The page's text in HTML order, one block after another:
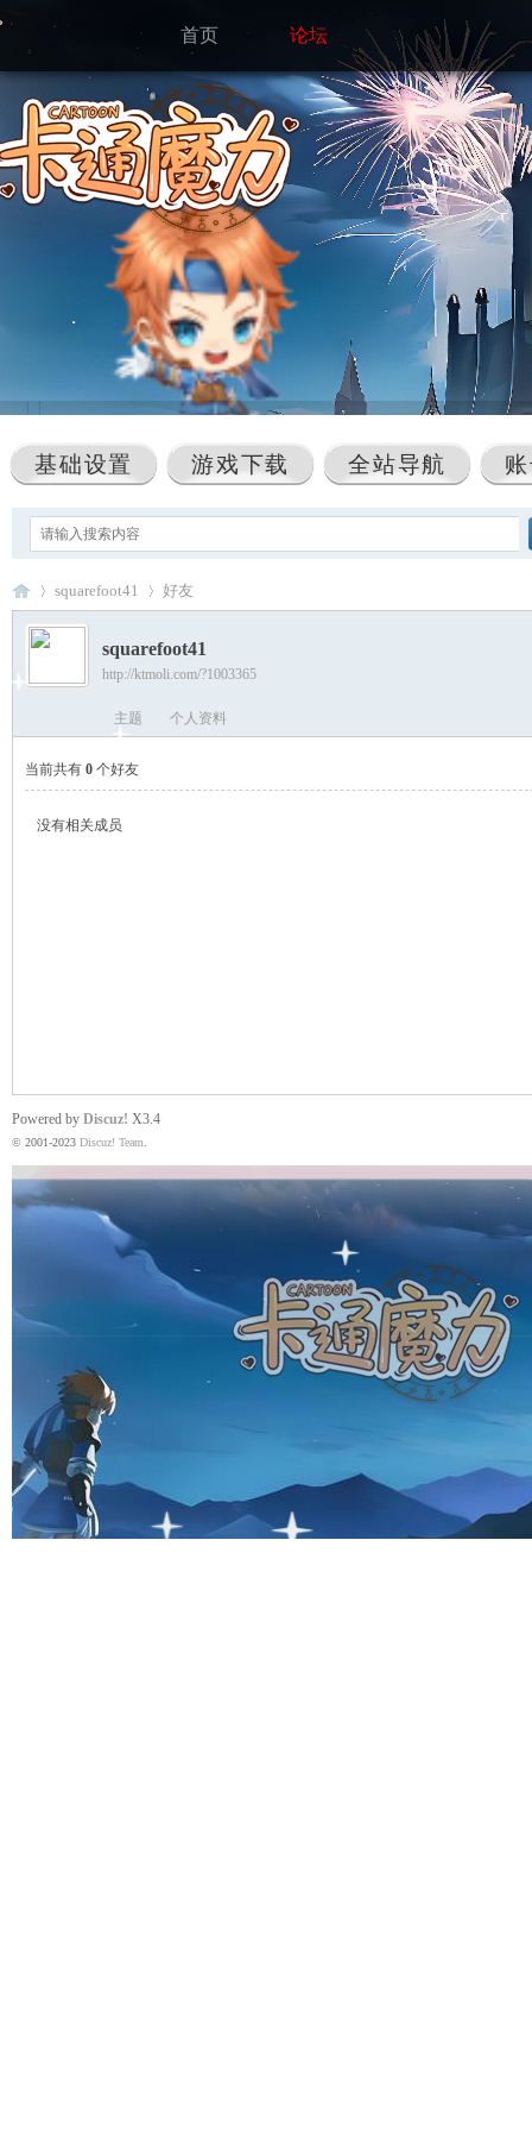
首页 论坛
基础设置 游戏下载 全站导航
卡
魔
›
squarefoot41 好友
squarefoot41
http://ktmoli.com/?1003365
主题 个人资料
当前共有 0 个好友
没有相关成员
Powered by Discuz! X3.4
© 2001-2023 Discuz! Team